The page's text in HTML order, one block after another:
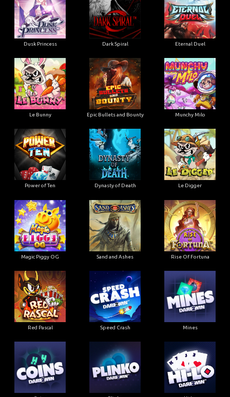
Dusk Princess Dark Spiral Eternal Duel
Le Bunny Epic Bullets and Bounty Munchy Milo
Power of Ten Dynasty of Death Le Digger
Magic Piggy OG Sand and Ashes Rise Of Fortuna
Red Pascal Speed Crash Mines